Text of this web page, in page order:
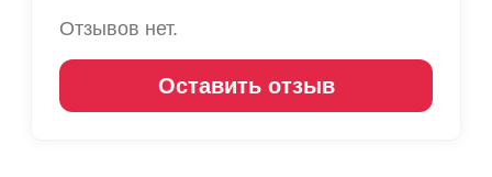
Отзывов нет.
Оставить отзыв